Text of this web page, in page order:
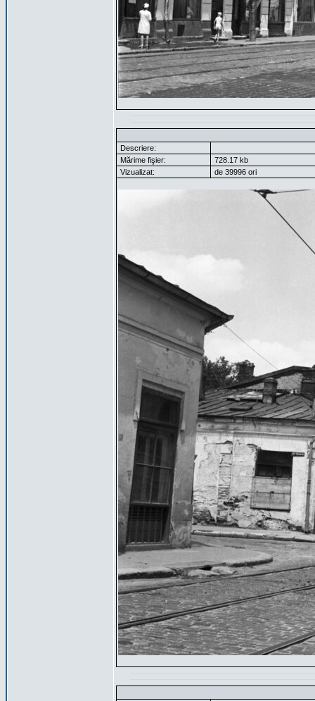
Descriere:
Mărime fişier:
728.17 kb
Vizualizat:
de 39996 ori